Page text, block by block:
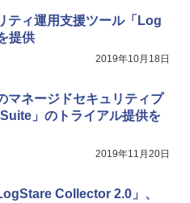
ティ運用支援ツール「Log
提供
2019年10月18日
マネージドセキュリティプ
」のトライアル提供を
2019年11月20日
Collector 2.0」、